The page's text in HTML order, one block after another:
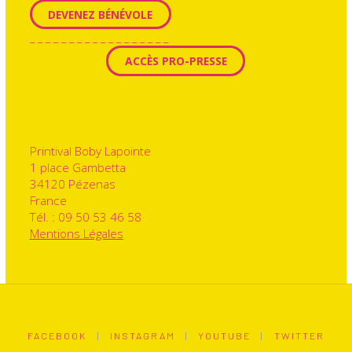
DEVENEZ BÉNÉVOLE
ACCÈS PRO-PRESSE
Printival Boby Lapointe
1 place Gambetta
34120 Pézenas
France
Tél. : 09 50 53 46 58
Mentions Légales
FACEBOOK | INSTAGRAM | YOUTUBE | TWITTER